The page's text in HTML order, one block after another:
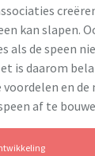
kan slapen.
als de speen
is daarom
en
af te